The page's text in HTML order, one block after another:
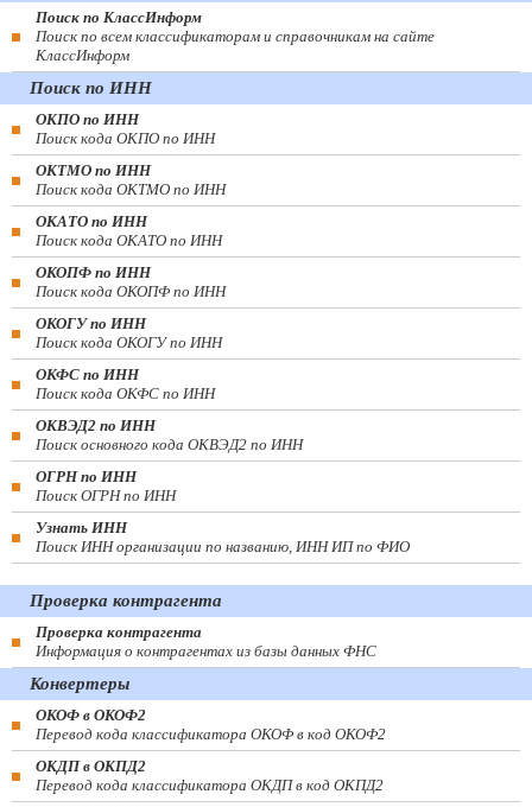
Поиск по КлассИнформ
Поиск по всем классификаторам и справочникам на сайте
КлассИнформ
Поиск по ИНН
ОКПО по ИНН
Поиск кода ОКПО по ИНН
ОКТМО по ИНН
Поиск кода ОКТМО по ИНН
ОКАТО по ИНН
Поиск кода ОКАТО по ИНН
ОКОПФ по ИНН
Поиск кода ОКОПФ по ИНН
ОКОГУ по ИНН
Поиск кода ОКОГУ по ИНН
ОКФС по ИНН
Поиск кода ОКФС по ИНН
ОКВЭД2 по ИНН
Поиск основного кода ОКВЭД2 по ИНН
ОГРН по ИНН
Поиск ОГРН по ИНН
Узнать ИНН
Поиск ИНН организации по названию, ИНН ИП по ФИО
Проверка контрагента
Проверка контрагента
Информация о контрагентах из базы данных ФНС
Конвертеры
ОКОФ в ОКОФ2
Перевод кода классификатора ОКОФ в код ОКОФ2
ОКДП в ОКПД2
Перевод кода классификатора ОКДП в код ОКПД2